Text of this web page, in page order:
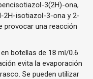
3(2H)-ona,
2H-isotiazol-3-ona y 2-
provocar una reacción
botellas de 18 ml/0.6
evita la evaporación
Se pueden utilizar